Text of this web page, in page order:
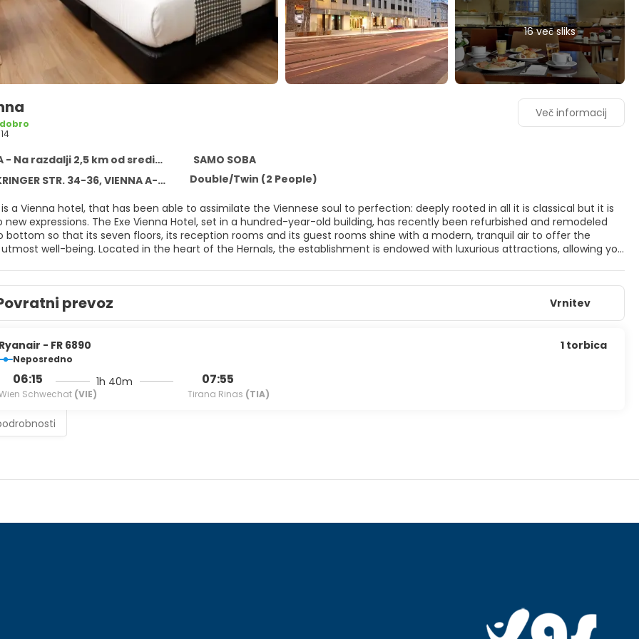
16 več sliks
- Na razdalji 2,5 km od središča
SAMO SOBA
STR. 34-36, VIENNA A-1170
Double/Twin (2 People)
the Viennese soul to perfection: deeply rooted in all it is classical but it is
bottom so that its seven floors, its reception rooms and its guest rooms shine with a modern, tranquil air to offer the
well-being. Located in the heart of the Hernals, the establishment is endowed with luxurious attractions, allowing you
of the complete reservation. *Non refundable bookings: the total amount will be deducted at the time of booking.
or amendments are not allowed. *The parking is subject to availability and on request; it cannot be reserved in advance.
*All rooms are non-smoking. *Online check out available.
Več informacij
prevoz Vrnitev
Ryanair - FR 6890
Neposredno
06:15
Schwechat (VIE)
1h 40m 07:55
Tirana Rinas (TIA)
1 torbica